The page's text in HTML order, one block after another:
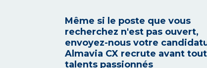
Même si le poste que vous
recherchez n'est pas ouvert,
envoyez-nous votre
Almavia CX recrute avant
talents passionnés